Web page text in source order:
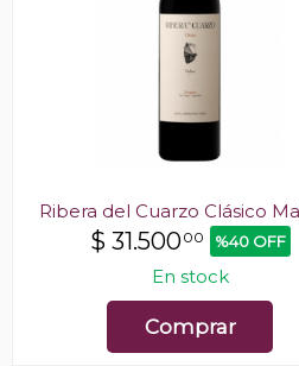
Ribera del Cuarzo Clásico
$ 31.50000 %40 OFF
En stock
Comprar